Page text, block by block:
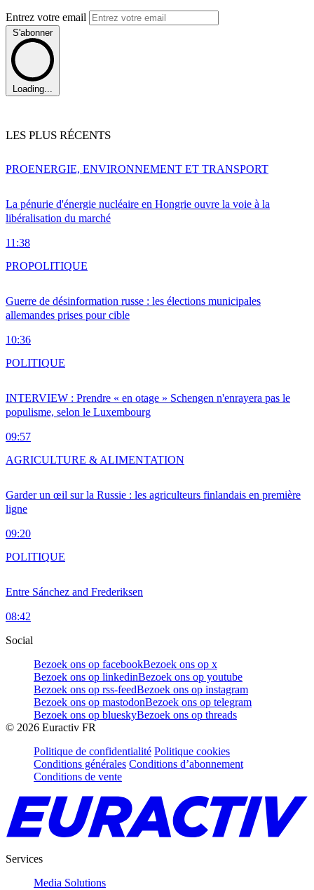
Entrez votre email
S'abonner
Loading...
LES PLUS RÉCENTS
La pénurie d'énergie nucléaire en Hongrie ouvre la voie à la
libéralisation du marché
11:38
PROENERGIE, ENVIRONNEMENT ET TRANSPORT
Guerre de désinformation russe : les élections municipales
allemandes prises pour cible
10:36
PROPOLITIQUE
INTERVIEW : Prendre « en otage » Schengen n'enrayera pas le
populisme, selon le Luxembourg
09:57
POLITIQUE
Garder un œil sur la Russie : les agriculteurs finlandais en première
ligne
09:20
AGRICULTURE & ALIMENTATION
Entre Sánchez and Frederiksen
08:42
POLITIQUE
Social
Bezoek ons op facebookBezoek ons op x
Bezoek ons op linkedinBezoek ons op youtube
Bezoek ons op rss-feedBezoek ons op instagram
Bezoek ons op mastodonBezoek ons op telegram
Bezoek ons op blueskyBezoek ons op threads
© 2026 Euractiv FR
Politique de confidentialité Politique cookies
Conditions générales Conditions d’abonnement
Conditions de vente
Services
Media Solutions